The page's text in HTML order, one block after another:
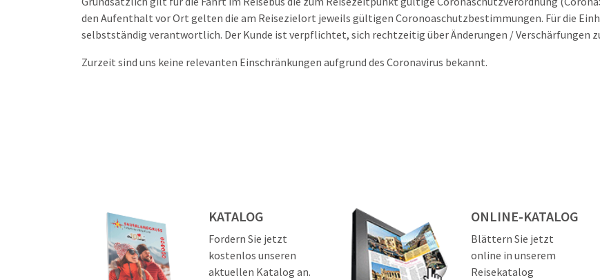
den Aufenthalt vor Ort gelten die am Reisezielort jeweils gültigen Coronoaschutzbestimmungen. Für die
selbstständig verantwortlich. Der Kunde ist verpflichtet, sich rechtzeitig über Änderungen / Verschärfungen
Zurzeit sind uns keine relevanten Einschränkungen aufgrund des Coronavirus bekannt.
KATALOG
Fordern Sie jetzt
kostenlos unseren
aktuellen Katalog an.
ONLINE-KATALOG
Blättern Sie jetzt
online in unserem
Reisekatalog